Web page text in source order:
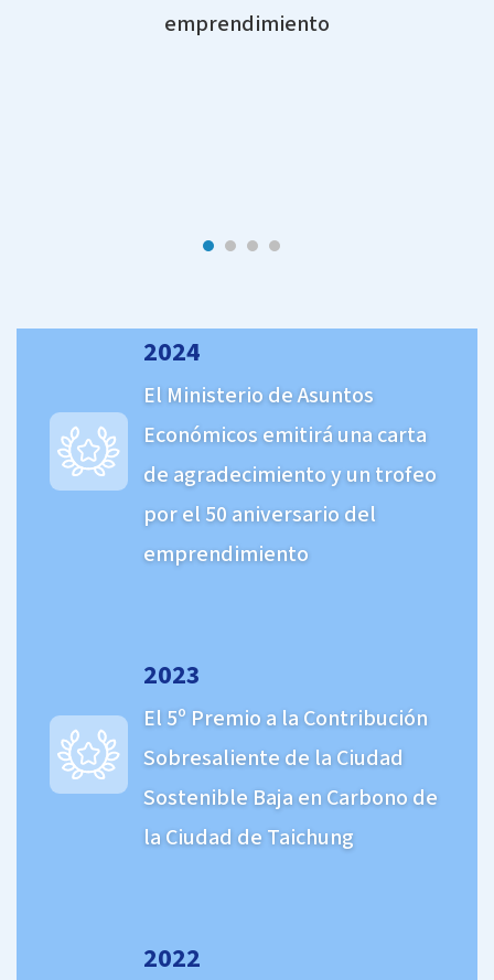
emprendimiento
2024
El Ministerio de Asuntos
Económicos emitirá una carta
de agradecimiento y un trofeo
por el 50 aniversario del
emprendimiento
2023
El 5º Premio a la Contribución
Sobresaliente de la Ciudad
Sostenible Baja en Carbono de
la Ciudad de Taichung
2022